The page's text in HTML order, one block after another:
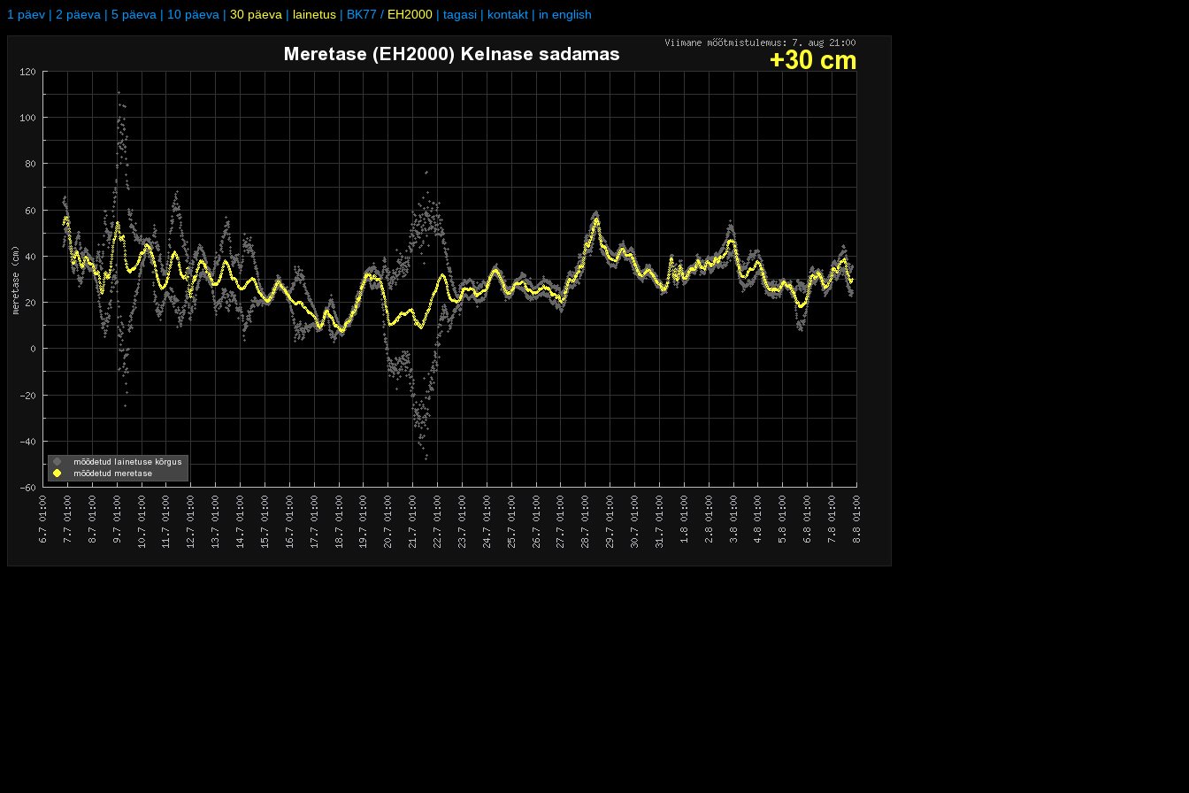
1 päev | 2 päeva | 5 päeva | 10 päeva | 30 päeva | lainetus | BK77 / EH2000 | tagasi | kontakt | in english